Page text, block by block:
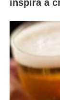
inspira a